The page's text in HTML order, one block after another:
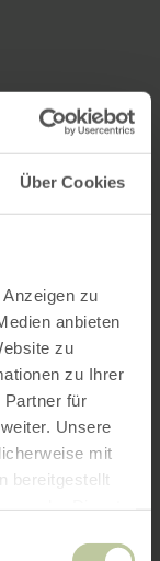
Über Cookies
zu
anbieten
zu
zu Ihrer
Partner für
Unsere
mit
bereitgestellt